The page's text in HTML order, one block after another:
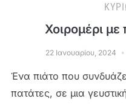
Χοιρομέρι
22 Ιανουαρίου, 2024
Ένα πιάτο που
πατάτες, σε μια